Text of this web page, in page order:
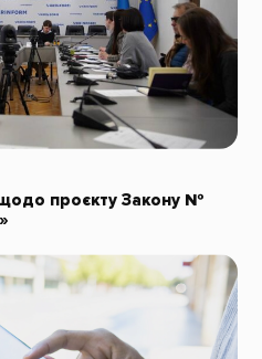
щодо проєкту Закону №